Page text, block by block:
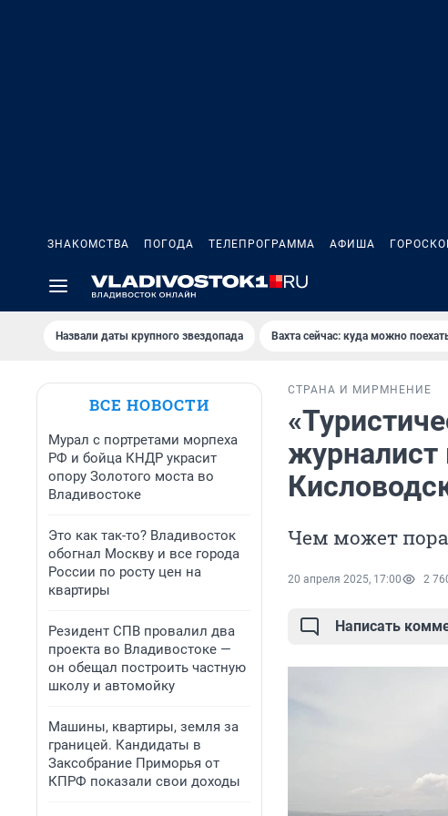
ЗНАКОМСТВА ПОГОДА ТЕЛЕПРОГРАММА АФИША
Назвали даты крупного звездопада Вахта сейчас: куда можно
ВСЕ НОВОСТИ
Мурал с портретами морпеха
РФ и бойца КНДР украсит
опору Золотого моста во
Владивостоке
Это как так-то? Владивосток
обогнал Москву и все города
России по росту цен на
квартиры
Резидент СПВ провалил два
проекта во Владивостоке —
он обещал построить частную
школу и автомойку
Машины, квартиры, земля за
границей. Кандидаты в
Заксобрание Приморья от
КПРФ показали свои доходы
СТРАНА И МИР МНЕНИЕ
Чем может
20 апреля 2025, 17:00 2
Написать